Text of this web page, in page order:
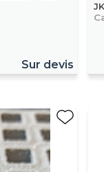
Sur devis